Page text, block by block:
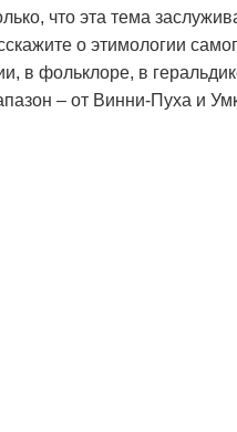
что эта тема
о этимологии
в фольклоре, в
– от Винни-Пуха и